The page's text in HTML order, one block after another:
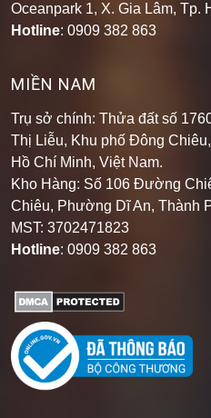
Oceanpark 1, X. Gia Lâm, Tp.
Hotline: 0909 382 863
MIỀN NAM
Trụ sở chính: Thửa đất số
Thị Liễu, Khu phố Đông
Hồ Chí Minh, Việt Nam.
Kho Hàng: Số 106 Đường
Chiêu, Phường Dĩ An, Thành
MST: 3702471823
Hotline: 0909 382 863